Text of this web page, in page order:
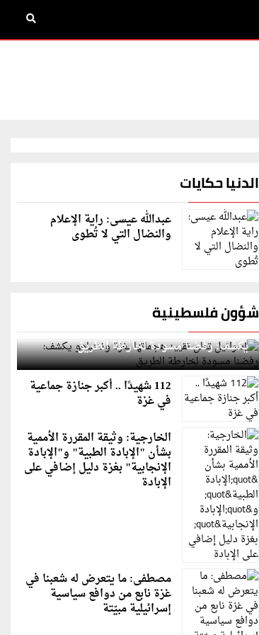
الدنيا حكايات
عبدالله عيسى: راية الإعلام
والنضال التي لا تُطوى
شؤون فلسطينية
إسرائيل تعلن تقييد هجماتها بغزة ونتنياهو
يكشف: رفضنا مسودة لخارطة الطريق
112 شهيدًا .. أكبر جنازة جماعية
في غزة
الخارجية: وثيقة المقررة الأممية
بشأن "الإبادة الطبية" و"الإبادة
الإنجابية" بغزة دليل إضافي على
الإبادة
مصطفى: ما يتعرض له شعبنا في
غزة نابع من دوافع سياسية
إسرائيلية مبيّتة